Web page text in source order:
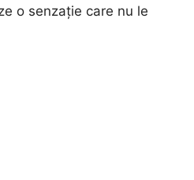
o senzație care nu le